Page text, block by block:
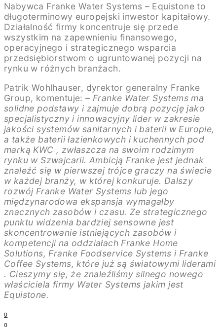
Nabywca Franke Water Systems – Equistone to
długoterminowy europejski inwestor kapitałowy.
Działalność firmy koncentruje się przede
wszystkim na zapewnieniu finansowego,
operacyjnego i strategicznego wsparcia
przedsiębiorstwom o ugruntowanej pozycji na
rynku w różnych branżach.
Patrik Wohlhauser, dyrektor generalny Franke
Group, komentuje:– Franke Water Systems ma
solidne podstawy i zajmuje dobrą pozycję jako
specjalistyczny i innowacyjny lider w zakresie
jakości systemów sanitarnych i baterii w Europie,
a także baterii łazienkowych i kuchennych pod
marką KWC , zwłaszcza na swoim rodzimym
rynku w Szwajcarii. Ambicją Franke jest jednak
znaleźć się w pierwszej trójce graczy na świecie
w każdej branży, w której konkuruje. Dalszy
rozwój Franke Water Systems lub jego
międzynarodowa ekspansja wymagałby
znacznych zasobów i czasu. Ze strategicznego
punktu widzenia bardziej sensowne jest
skoncentrowanie istniejących zasobów i
kompetencji na oddziałach Franke Home
Solutions, Franke Foodservice Systems i Franke
Coffee Systems, które już są światowymi liderami
. Cieszymy się, że znaleźliśmy silnego nowego
właściciela firmy Water Systems jakim jest
Equistone.
0
0